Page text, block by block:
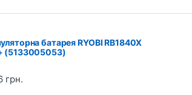
батарея RYOBI RB1840X
(5133005053)
грн.